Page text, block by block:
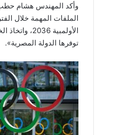
وأكد المهندس هشام حطب،
الملفات المهمة خلال
الأولمبية
توفرها الدولة المصرية».